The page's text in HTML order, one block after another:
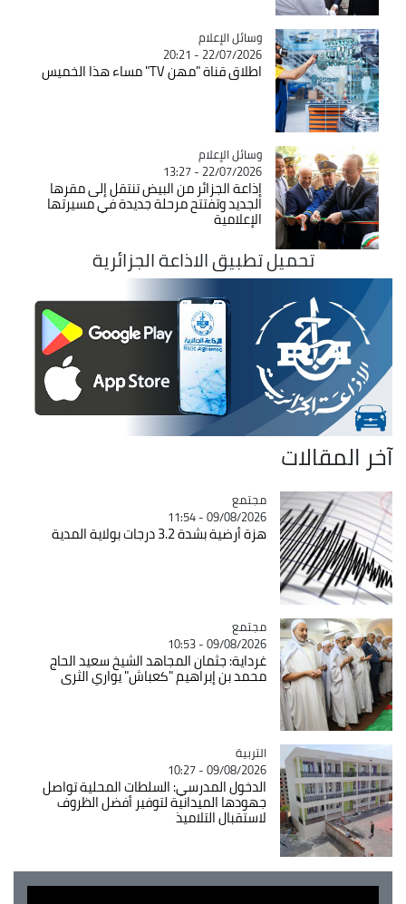
Catégorie
وسائل الإعلام
22/07/2026 - 20:21
اطلاق قناة "مهن TV" مساء هذا الخميس
Catégorie
وسائل الإعلام
22/07/2026 - 13:27
إذاعة الجزائر من البيض تنتقل إلى مقرها
الجديد وتفتتح مرحلة جديدة في مسيرتها
الإعلامية
تحميل تطبيق الاذاعة الجزائرية
آخر المقالات
Catégorie
مجتمع
09/08/2026 - 11:54
هزة أرضية بشدة 3.2 درجات بولاية المدية
Catégorie
مجتمع
09/08/2026 - 10:53
غرداية: جثمان المجاهد الشيخ سعيد الحاج
محمد بن إبراهيم "كعباش" يواري الثرى
Catégorie
التربية
09/08/2026 - 10:27
الدخول المدرسي: السلطات المحلية تواصل
جهودها الميدانية لتوفير أفضل الظروف
لاستقبال التلاميذ